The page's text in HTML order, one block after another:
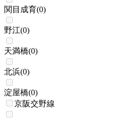
関目成育(0)
野江(0)
天満橋(0)
北浜(0)
淀屋橋(0)
京阪交野線